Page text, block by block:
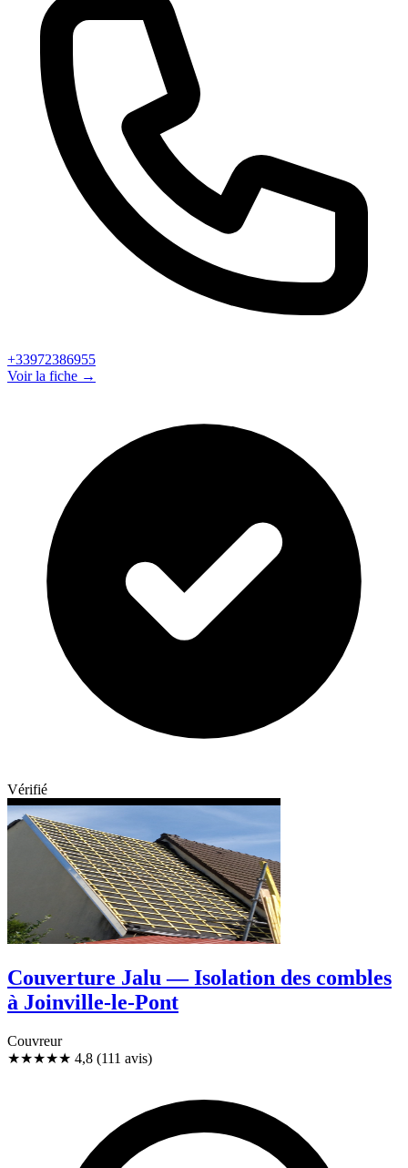
+33972386955
Voir la fiche →
Vérifié
Couverture Jalu — Isolation des combles
à Joinville-le-Pont
Couvreur
★★★★★ 4,8 (111 avis)